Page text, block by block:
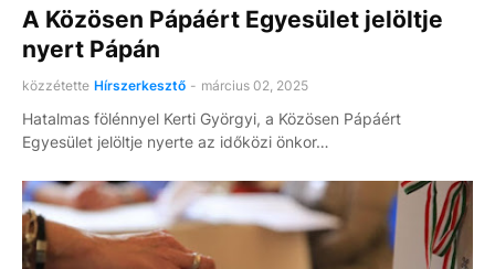
A Közösen Pápáért Egyesület jelöltje
nyert Pápán
közzétette Hírszerkesztő - március 02, 2025
Hatalmas fölénnyel Kerti Györgyi, a Közösen Pápáért
Egyesület jelöltje nyerte az időközi önkor…